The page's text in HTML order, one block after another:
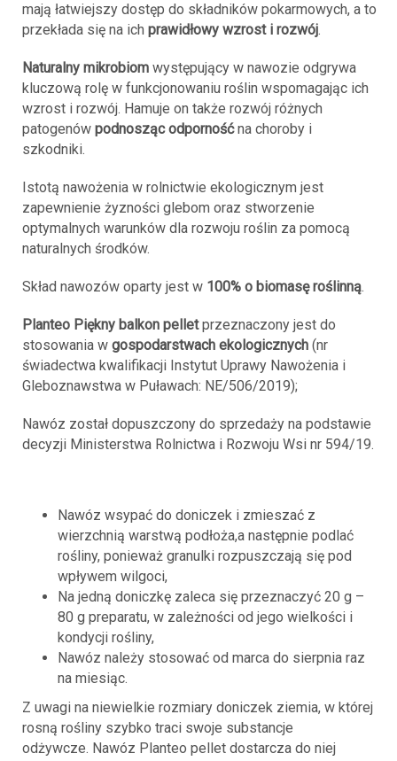
mają łatwiejszy dostęp do składników pokarmowych, a to
przekłada się na ichprawidłowy wzrost i rozwój.
Naturalny mikrobiom występujący w nawozie odgrywa
kluczową rolę w funkcjonowaniu roślin wspomagając ich
wzrost i rozwój. Hamuje on także rozwój różnych
patogenówpodnosząc odpornośćna choroby i
szkodniki.
Istotą nawożenia w rolnictwie ekologicznym jest
zapewnienie żyzności glebom oraz stworzenie
optymalnych warunków dla rozwoju roślin za pomocą
naturalnych środków.
Skład nawozów oparty jest w 100% o biomasę roślinną.
Planteo Piękny balkon pelletprzeznaczony jest do
stosowania wgospodarstwach ekologicznych (nr
świadectwa kwalifikacji Instytut Uprawy Nawożenia i
Gleboznawstwa w Puławach: NE/506/2019);
Nawóz został dopuszczony do sprzedaży na podstawie
decyzji Ministerstwa Rolnictwa i Rozwoju Wsi nr 594/19.
Nawóz wsypać do doniczek i zmieszać z
wierzchnią warstwą podłoża,a następnie podlać
rośliny, ponieważ granulki rozpuszczają się pod
wpływem wilgoci,
Na jedną doniczkę zaleca się przeznaczyć 20 g –
80 g preparatu, w zależności od jego wielkości i
kondycji rośliny,
Nawóz należy stosować od marca do sierpnia raz
na miesiąc.
Z uwagi na niewielkie rozmiary doniczek ziemia, w której
rosną rośliny szybko traci swoje substancje
odżywcze. Nawóz Planteo pellet dostarcza do niej